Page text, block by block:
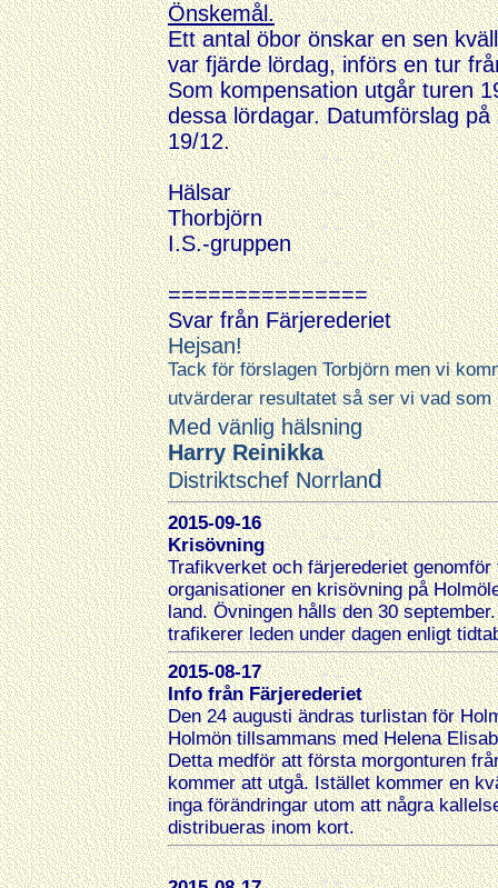
Önskemål.
Ett antal öbor önskar en sen
var fjärde lördag, införs en tur
Som kompensation utgår turen
dessa lördagar. Datumförslag
19/12.
Hälsar
Thorbjörn
I.S.-gruppen
===============
Svar från Färjerederiet
Hejsan!
Tack för förslagen Torbjörn men vi
utvärderar resultatet så ser vi vad
Med vänlig hälsning
Harry Reinikka
Distriktschef Norrland
2015-09-16
Krisövning
Trafikverket och färjerederiet
organisationer en krisövning på
land. Övningen hålls den 30
trafikerer leden under dagen enligt
2015-08-17
Info från Färjerederiet
Den 24 augusti ändras turlistan för
Holmön tillsammans med Helena
Detta medför att första morgonturen
kommer att utgå. Istället kommer en
inga förändringar utom att några
distribueras inom kort.